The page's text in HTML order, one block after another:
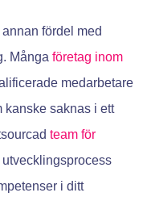
fördel med
Många företag inom
medarbetare
kanske saknas i ett
team för
i ditt